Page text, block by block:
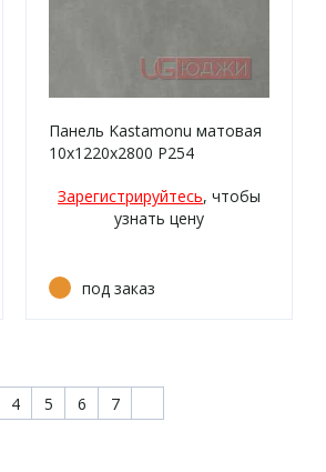
Панель Kastamonu матовая
10х1220х2800 P254
серый
Зарегистрируйтесь, чтобы
узнать цену
под заказ
4 5 6 7